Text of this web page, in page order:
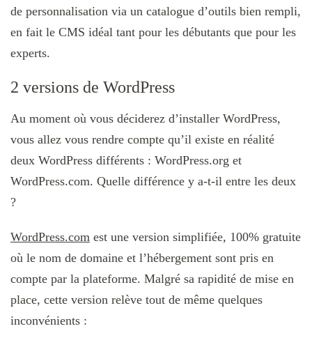
de personnalisation via un catalogue d’outils bien rempli,
en fait le CMS idéal tant pour les débutants que pour les
experts.
2 versions de WordPress
Au moment où vous déciderez d’installer WordPress,
vous allez vous rendre compte qu’il existe en réalité
deux WordPress différents : WordPress.org et
WordPress.com. Quelle différence y a-t-il entre les deux
?
WordPress.com est une version simplifiée, 100% gratuite
où le nom de domaine et l’hébergement sont pris en
compte par la plateforme. Malgré sa rapidité de mise en
place, cette version relève tout de même quelques
inconvénients :